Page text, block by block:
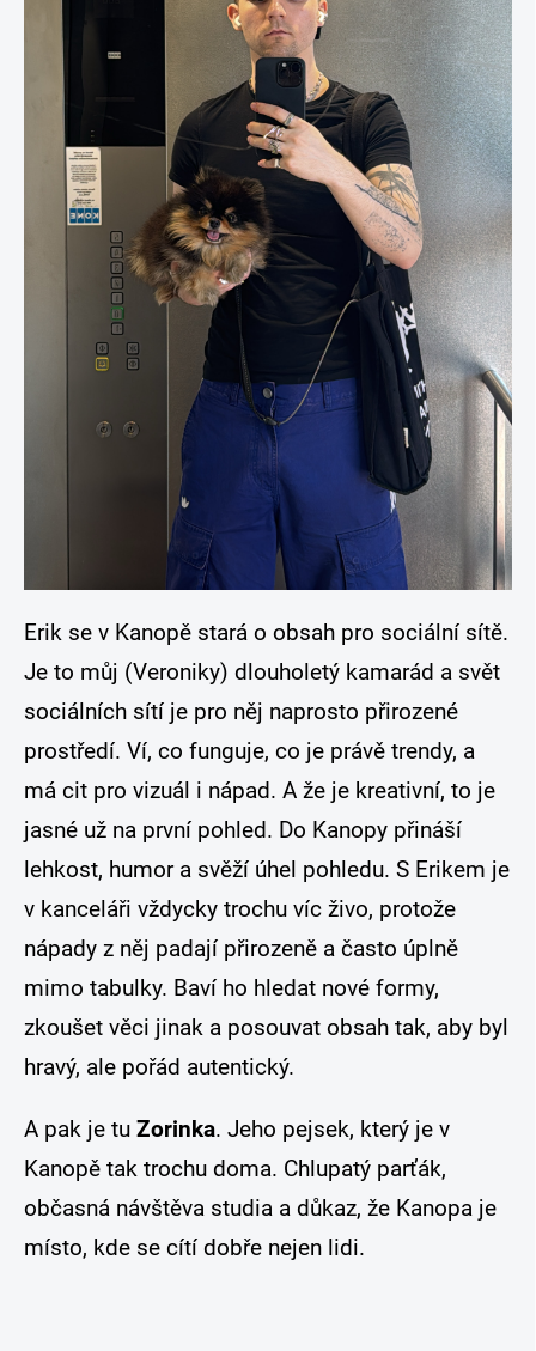
Erik se v Kanopě stará o obsah pro sociální sítě.
Je to můj (Veroniky) dlouholetý kamarád a svět
sociálních sítí je pro něj naprosto přirozené
prostředí. Ví, co funguje, co je právě trendy, a
má cit pro vizuál i nápad. A že je kreativní, to je
jasné už na první pohled. Do Kanopy přináší
lehkost, humor a svěží úhel pohledu. S Erikem je
v kanceláři vždycky trochu víc živo, protože
nápady z něj padají přirozeně a často úplně
mimo tabulky. Baví ho hledat nové formy,
zkoušet věci jinak a posouvat obsah tak, aby byl
hravý, ale pořád autentický.
A pak je tu Zorinka. Jeho pejsek, který je v
Kanopě tak trochu doma. Chlupatý parťák,
občasná návštěva studia a důkaz, že Kanopa je
místo, kde se cítí dobře nejen lidi.